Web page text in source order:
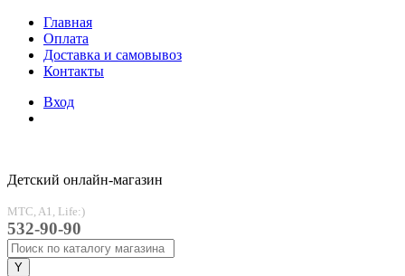
Главная
Оплата
Доставка и самовывоз
Контакты
Вход
Детский онлайн-магазин
MTC, A1, Life:)
532-90-90